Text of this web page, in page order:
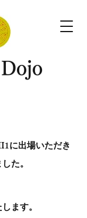
に出場いただき
た。
ます。